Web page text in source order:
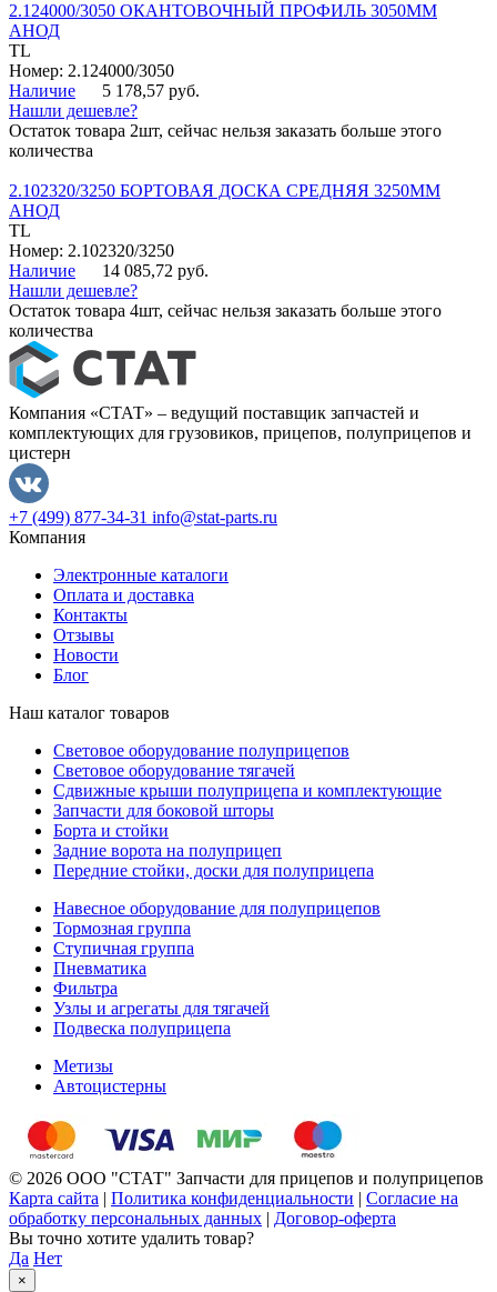
2.124000/3050 ОКАНТОВОЧНЫЙ ПРОФИЛЬ 3050ММ
АНОД
TL
Номер: 2.124000/3050
Наличие
5 178,57 руб.
Нашли дешевле?
Остаток товара 2шт, сейчас нельзя заказать больше этого
количества
2.102320/3250 БОРТОВАЯ ДОСКА СРЕДНЯЯ 3250ММ
АНОД
TL
Номер: 2.102320/3250
Наличие
14 085,72 руб.
Нашли дешевле?
Остаток товара 4шт, сейчас нельзя заказать больше этого
количества
Компания «СТАТ» – ведущий поставщик запчастей и
комплектующих для грузовиков, прицепов, полуприцепов и
цистерн
+7 (499) 877-34-31 info@stat-parts.ru
Компания
Электронные каталоги
Оплата и доставка
Контакты
Отзывы
Новости
Блог
Наш каталог товаров
Световое оборудование полуприцепов
Световое оборудование тягачей
Сдвижные крыши полуприцепа и комплектующие
Запчасти для боковой шторы
Борта и стойки
Задние ворота на полуприцеп
Передние стойки, доски для полуприцепа
Навесное оборудование для полуприцепов
Тормозная группа
Ступичная группа
Пневматика
Фильтра
Узлы и агрегаты для тягачей
Подвеска полуприцепа
Метизы
Автоцистерны
© 2026 ООО "СТАТ" Запчасти для прицепов и полуприцепов
Карта сайта | Политика конфиденциальности | Согласие на
обработку персональных данных | Договор-оферта
Вы точно хотите удалить товар?
Да Нет
×